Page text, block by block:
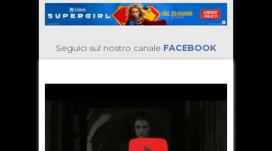
Seguici sul nostro canale FACEBOOK